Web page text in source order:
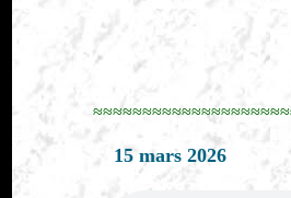
15 mars 2026